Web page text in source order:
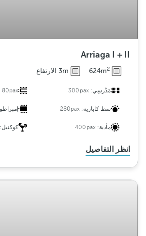
Arriaga I + II
624m2 3m الارتفاع
مَدْرسِي:300pax
80pax
نمط كاباريه: 280pax
مأدبة:400pax
انظر التفاصيل